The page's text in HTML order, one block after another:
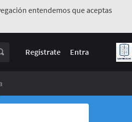
entendemos que aceptas
Regístrate Entra